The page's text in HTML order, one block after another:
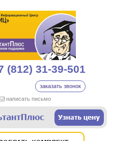
(812) 31-39-501
заказать звонок
написать письмо